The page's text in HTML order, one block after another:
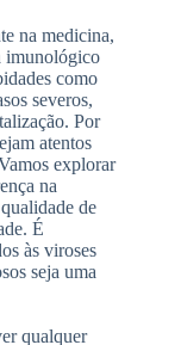
na medicina,
imunológico
como
severos,
Por
atentos
explorar
na
de
É
às viroses
seja uma
qualquer